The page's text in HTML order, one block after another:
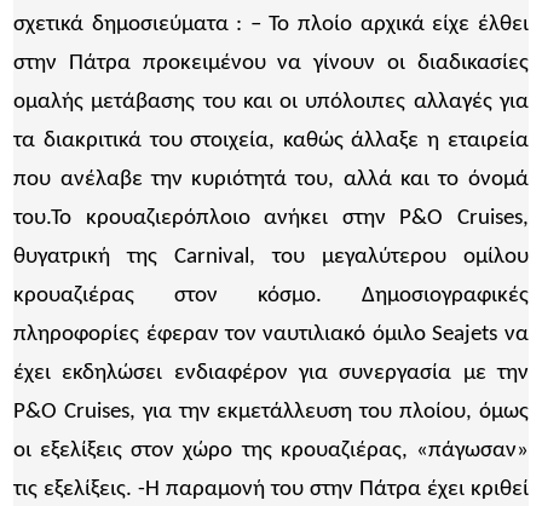
σχετικά δημοσιεύματα : – Το πλοίο αρχικά είχε έλθει
στην Πάτρα προκειμένου να γίνουν οι διαδικασίες
ομαλής μετάβασης του και οι υπόλοιπες αλλαγές για
τα διακριτικά του στοιχεία, καθώς άλλαξε η εταιρεία
που ανέλαβε την κυριότητά του, αλλά και το όνομά
του.Το κρουαζιερόπλοιο ανήκει στην P&O Cruises,
θυγατρική της Carnival, του μεγαλύτερου ομίλου
κρουαζιέρας στον κόσμο. Δημοσιογραφικές
πληροφορίες έφεραν τον ναυτιλιακό όμιλο Seajets να
έχει εκδηλώσει ενδιαφέρον για συνεργασία με την
P&O Cruises, για την εκμετάλλευση του πλοίου, όμως
οι εξελίξεις στον χώρο της κρουαζιέρας, «πάγωσαν»
τις εξελίξεις. -Η παραμονή του στην Πάτρα έχει κριθεί